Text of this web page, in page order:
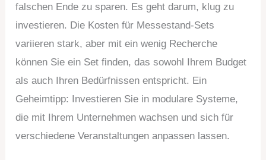
falschen Ende zu sparen. Es geht darum, klug zu
investieren. Die Kosten für Messestand-Sets
variieren stark, aber mit ein wenig Recherche
können Sie ein Set finden, das sowohl Ihrem Budget
als auch Ihren Bedürfnissen entspricht. Ein
Geheimtipp: Investieren Sie in modulare Systeme,
die mit Ihrem Unternehmen wachsen und sich für
verschiedene Veranstaltungen anpassen lassen.